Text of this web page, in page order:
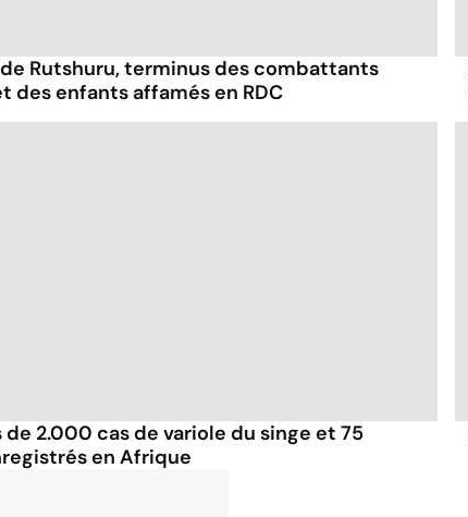
Rutshuru, terminus des combattants
des enfants affamés en RDC
de 2.000 cas de variole du singe et 75
en Afrique